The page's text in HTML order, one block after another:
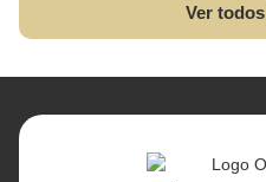
Ver